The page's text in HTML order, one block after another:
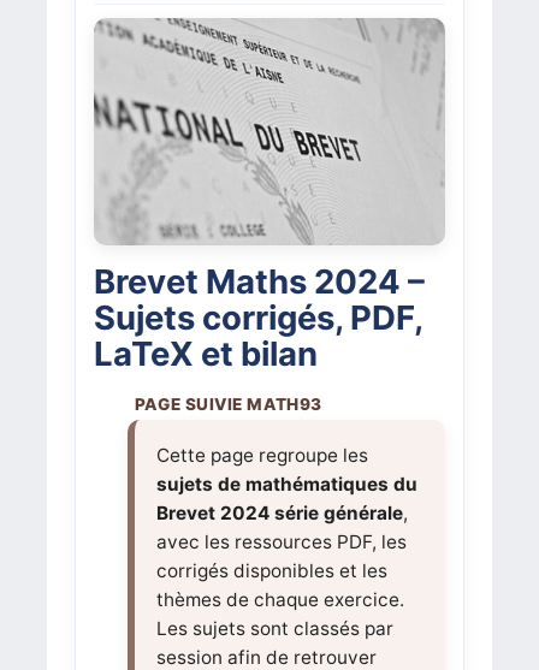
Brevet Maths 2024 –
Sujets corrigés, PDF,
LaTeX et bilan
Cette page regroupe les
sujets de mathématiques du
Brevet 2024 série générale,
avec les ressources PDF, les
corrigés disponibles et les
thèmes de chaque exercice.
Les sujets sont classés par
session afin de retrouver